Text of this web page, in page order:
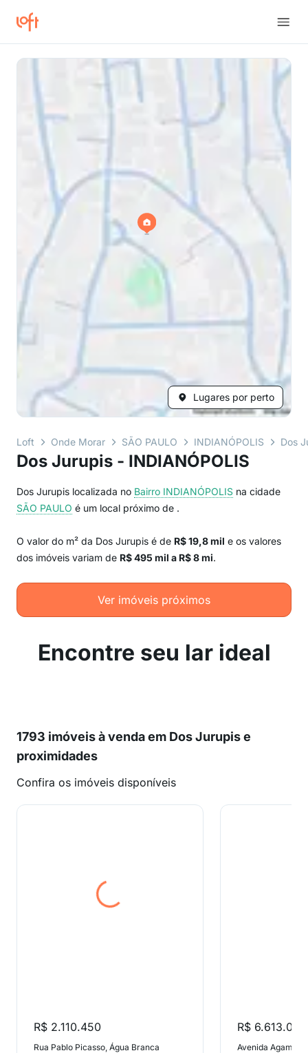
Lugares por perto
Loft Onde Morar SÃO PAULO INDIANÓPOLIS Dos
Dos Jurupis - INDIANÓPOLIS
Dos Jurupis localizada no Bairro INDIANÓPOLIS na cidade
SÃO PAULO é um local próximo de .
O valor do m² da Dos Jurupis é de R$ 19,8 mil e os valores
dos imóveis variam de R$ 495 mil a R$ 8 mi.
Ver imóveis próximos
Encontre seu lar ideal
1793 imóveis à venda em Dos Jurupis e
proximidades
Confira os imóveis disponíveis
R$ 2.110.450
Rua Pablo Picasso, Água Branca
R$ 6.613.000
Avenida Agami,